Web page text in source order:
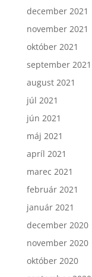
december 2021
november 2021
október 2021
september 2021
august 2021
júl 2021
jún 2021
máj 2021
apríl 2021
marec 2021
február 2021
január 2021
december 2020
november 2020
október 2020